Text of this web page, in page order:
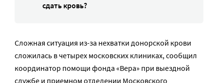
сдать кровь?
Сложная ситуация из-за нехватки донорской крови
сложилась в четырех московских клиниках, сообщил
координатор помощи фонда «Вера» при выездной
службе и приемном отделении Московского